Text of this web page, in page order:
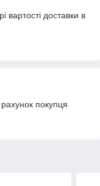
вартості доставки в
покупця